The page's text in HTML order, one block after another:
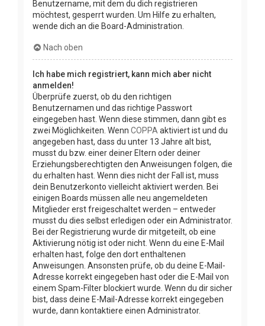
Benutzername, mit dem du dich registrieren
möchtest, gesperrt wurden. Um Hilfe zu erhalten,
wende dich an die Board-Administration.
Nach oben
Ich habe mich registriert, kann mich aber nicht
anmelden!
Überprüfe zuerst, ob du den richtigen
Benutzernamen und das richtige Passwort
eingegeben hast. Wenn diese stimmen, dann gibt es
zwei Möglichkeiten. Wenn COPPA aktiviert ist und du
angegeben hast, dass du unter 13 Jahre alt bist,
musst du bzw. einer deiner Eltern oder deiner
Erziehungsberechtigten den Anweisungen folgen, die
du erhalten hast. Wenn dies nicht der Fall ist, muss
dein Benutzerkonto vielleicht aktiviert werden. Bei
einigen Boards müssen alle neu angemeldeten
Mitglieder erst freigeschaltet werden – entweder
musst du dies selbst erledigen oder ein Administrator.
Bei der Registrierung wurde dir mitgeteilt, ob eine
Aktivierung nötig ist oder nicht. Wenn du eine E-Mail
erhalten hast, folge den dort enthaltenen
Anweisungen. Ansonsten prüfe, ob du deine E-Mail-
Adresse korrekt eingegeben hast oder die E-Mail von
einem Spam-Filter blockiert wurde. Wenn du dir sicher
bist, dass deine E-Mail-Adresse korrekt eingegeben
wurde, dann kontaktiere einen Administrator.